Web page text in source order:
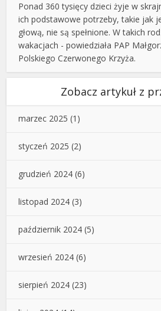
Ponad 360 tysięcy dzieci żyje w
ich podstawowe potrzeby, takie jak
głową, nie są spełnione. W takich
wakacjach - powiedziała PAP
Polskiego Czerwonego Krzyża.
Zobacz artykuł z
marzec 2025 (1)
styczeń 2025 (2)
grudzień 2024 (6)
listopad 2024 (3)
październik 2024 (5)
wrzesień 2024 (6)
sierpień 2024 (23)